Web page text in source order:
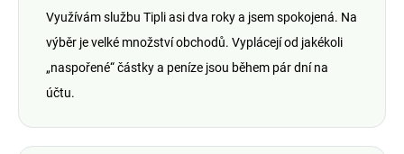
Využívám službu Tipli asi dva roky a jsem spokojená. Na
výběr je velké množství obchodů. Vyplácejí od jakékoli
„naspořené“ částky a peníze jsou během pár dní na
účtu.